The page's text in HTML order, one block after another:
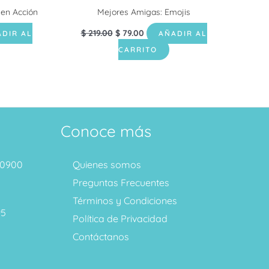
Acción
AL
Mejores Amigas: Emojis
$219.00 $79.00
AÑADIR AL
CARRITO
Conoce más
Quienes somos
Preguntas Frecuentes
Términos y Condiciones
Política de Privacidad
Contáctanos